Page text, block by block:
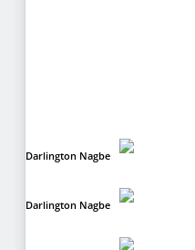
Darlington Nagbe
Darlington Nagbe